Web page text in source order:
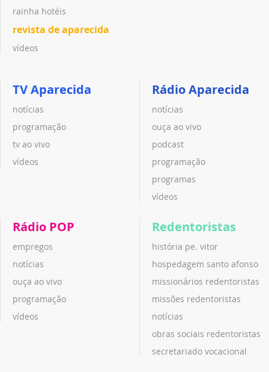
rainha hotéis
revista de aparecida
vídeos
TV Aparecida
notícias
programação
tv ao vivo
vídeos
Rádio Aparecida
notícias
ouça ao vivo
podcast
programação
programas
vídeos
Rádio POP
empregos
notícias
ouça ao vivo
programação
vídeos
Redentoristas
história pe. vitor
hospedagem santo afonso
missionários redentoristas
missões redentoristas
notícias
obras sociais redentoristas
secretariado vocacional